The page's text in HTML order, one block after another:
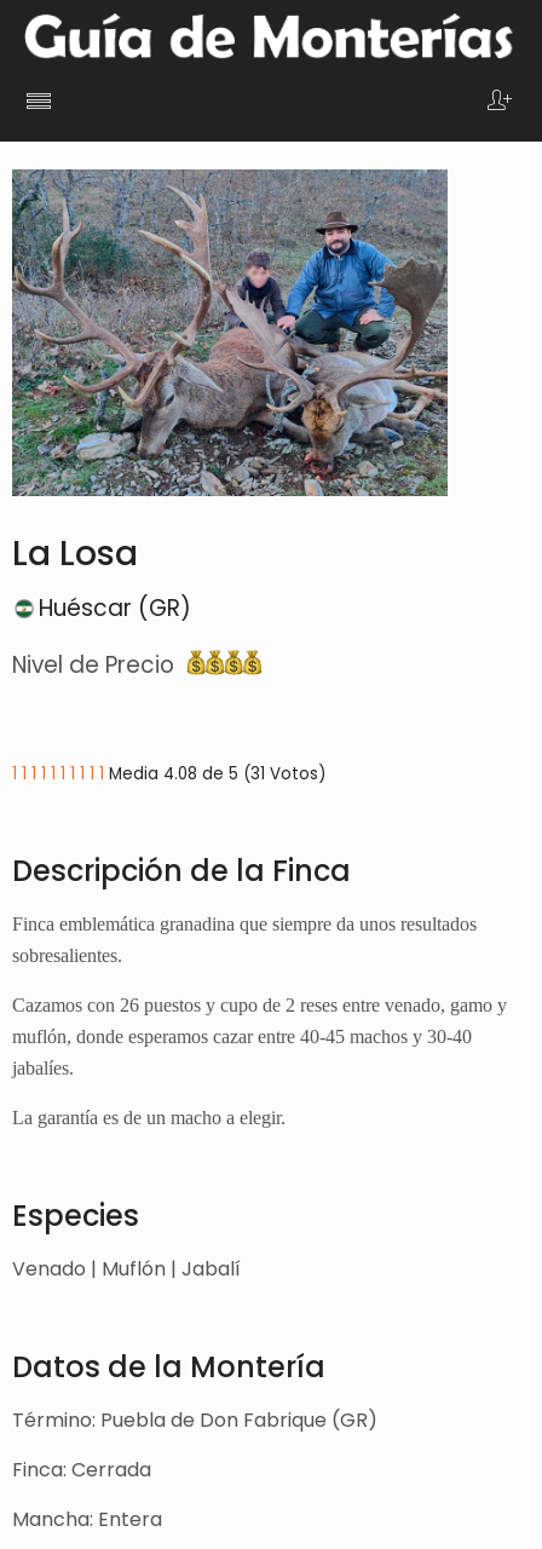
La Losa
Huéscar (GR)
Nivel de Precio
1 1 1 1 1 1 1 1 1 1 Media 4.08 de 5 (31 Votos)
Descripción de la Finca
Finca emblemática granadina que siempre da unos resultados
sobresalientes.
Cazamos con 26 puestos y cupo de 2 reses entre venado, gamo y
muflón, donde esperamos cazar entre 40-45 machos y 30-40
jabalíes.
La garantía es de un macho a elegir.
Especies
Venado | Muflón | Jabalí
Datos de la Montería
Término: Puebla de Don Fabrique (GR)
Finca: Cerrada
Mancha: Entera